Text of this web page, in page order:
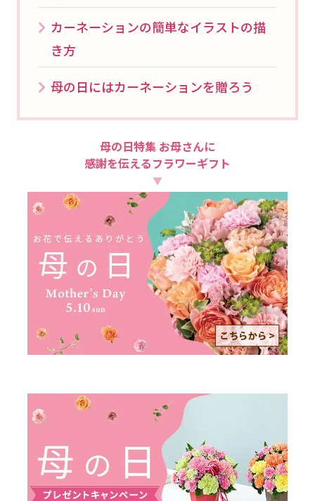
カーネーションの簡単なイラストの描
き方
母の日にはカーネーションを贈ろう
母の日特集 お母さんに
感謝を伝えるフラワーギフト
▼